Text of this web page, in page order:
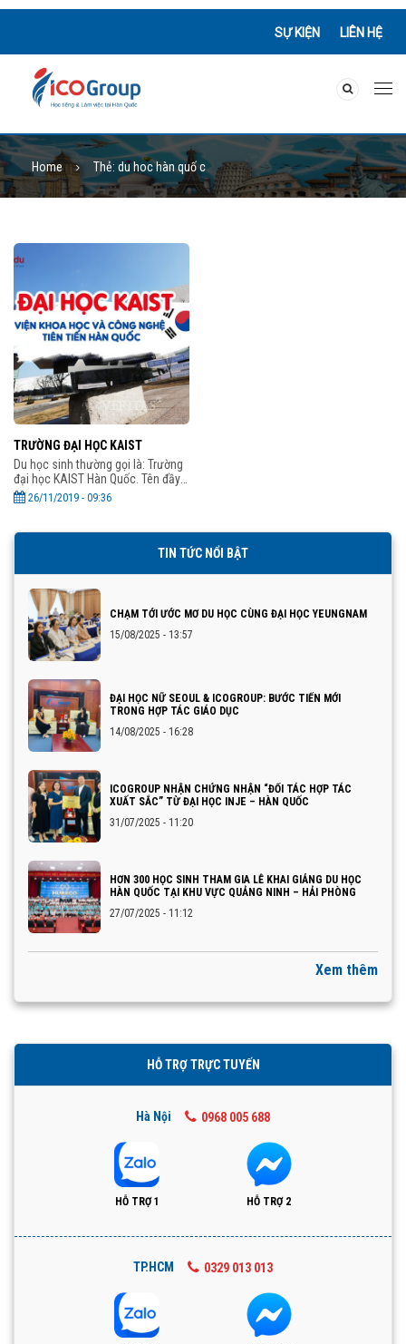
SỰ KIỆN LIÊN HỆ
Home Thẻ: du hoc hàn quố c
TIN TỨC NỔI BẬT
CHẠM TỚI ƯỚC MƠ DU HỌC CÙNG ĐẠI HỌC YEUNGNAM
15/08/2025 - 13:57
ĐẠI HỌC NỮ SEOUL & ICOGROUP: BƯỚC TIẾN MỚI
TRONG HỢP TÁC GIÁO DỤC
14/08/2025 - 16:28
ICOGROUP NHẬN CHỨNG NHẬN “ĐỐI TÁC HỢP TÁC
XUẤT SẮC” TỪ ĐẠI HỌC INJE – HÀN QUỐC
31/07/2025 - 11:20
HƠN 300 HỌC SINH THAM GIA LỄ KHAI GIẢNG DU HỌC
HÀN QUỐC TẠI KHU VỰC QUẢNG NINH – HẢI PHÒNG
27/07/2025 - 11:12
Xem thêm
HỖ TRỢ TRỰC TUYẾN
Hà Nội 0968 005 688
HỖ TRỢ 1 HỖ TRỢ 2
TP.HCM 0329 013 013
TRƯỜNG ĐẠI HỌC KAIST
Du học sinh thường gọi là: Trường
đại học KAIST Hàn Quốc. Tên đầy
đủ là: Viện khoa học và công nghệ
tiên tiến Hàn Quốc. Trường đại học
26/11/2019 - 09:36